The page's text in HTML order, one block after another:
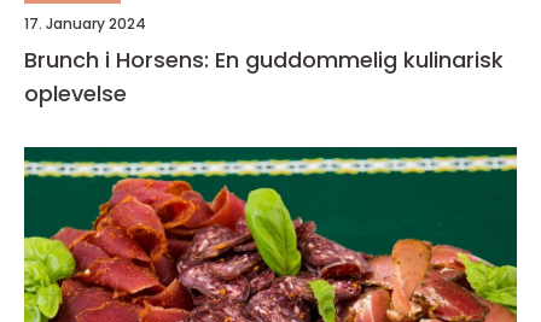
17. January 2024
Brunch i Horsens: En guddommelig kulinarisk
oplevelse